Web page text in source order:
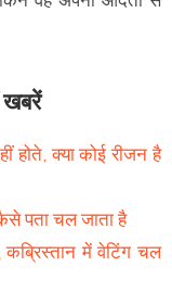
खबरें
होते, क्या कोई रीजन है
पता चल जाता है
में वेटिंग चल